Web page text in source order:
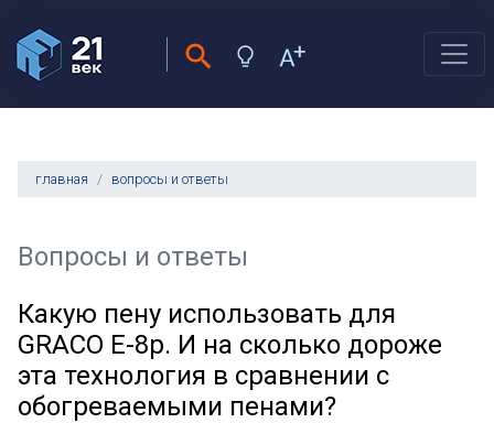
главная вопросы и ответы
Вопросы и ответы
Какую пену использовать для
GRACO E-8p. И на сколько дороже
эта технология в сравнении с
обогреваемыми пенами?